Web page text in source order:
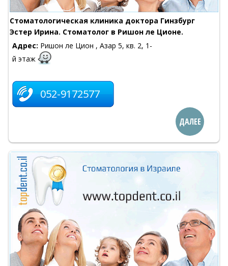
Стоматологическая клиника доктора Гинзбург
Эстер Ирина. Стоматолог в Ришон ле Ционе.
Адрес: Ришон ле Цион , Азар 5, кв. 2, 1-
й этаж
052-9172577
ДАЛЕЕ